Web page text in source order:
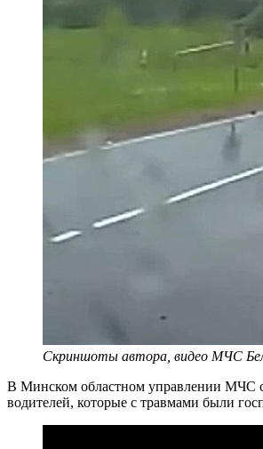
Скриншоты автора, видео МЧС
В Минском областном управлении МЧС
водителей, которые с травмами были